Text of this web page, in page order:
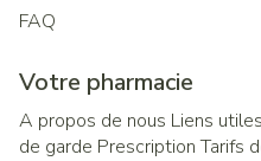
FAQ
Votre pharmacie
A propos de nous Liens utiles
de garde Prescription Tarifs